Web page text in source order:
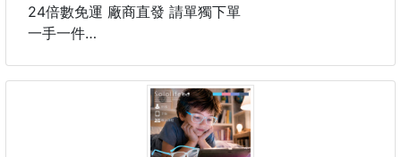
🍫巧克力麥芽口味
芽韻味，濃而不單調、甜香滑順，熟悉滋味讓
24倍數免運 廠商直發 請單獨下單
一手一件
🔥⏩新品上市⏪🔥
💎ラ・フー®Lafu日本沙龍級 黑曜疾風水潤離子吹風
機(商品保固三個月)💎